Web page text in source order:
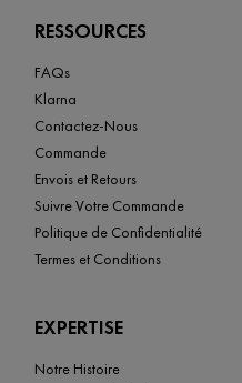
RESSOURCES
FAQs
Klarna
Contactez-Nous
Commande
Envois et Retours
Suivre Votre Commande
Politique de Confidentialité
Termes et Conditions
EXPERTISE
Notre Histoire